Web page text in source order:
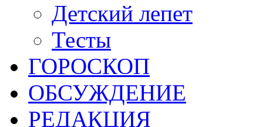
Детский лепет
Тесты
ГОРОСКОП
ОБСУЖДЕНИЕ
РЕДАКЦИЯ